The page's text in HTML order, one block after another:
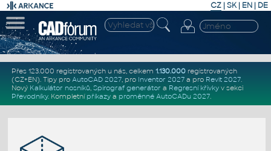
CZ | SK| EN | DE
Přes 123.000 registrovaných u nás, celkem 1.130.000registrovaných
(CZ+EN). Tipy pro AutoCAD 2027, pro Inventor 2027a pro Revit 2027.
Nový Kalkulátor nosníků, Spirograf generátor a Regresní křivkyv sekci
Převodníky. Kompletní příkazya proměnné AutoCADu 2027.